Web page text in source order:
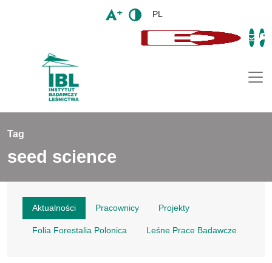
PL
Tag
seed science
Aktualności Pracownicy Projekty
Folia Forestalia Polonica Leśne Prace Badawcze